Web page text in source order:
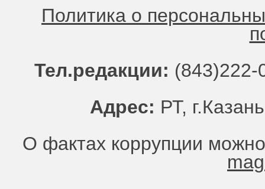
Политика о
Тел.редакции:
Адрес: РТ,
О фактах коррупции